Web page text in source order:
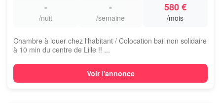
-
/nuit
-
/semaine
580 €
/mois
Chambre à louer chez l'habitant / Colocation bail non solidaire
à 10 min du centre de Lille !! ...
Voir l'annonce